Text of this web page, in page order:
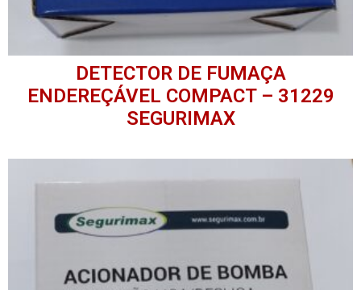
DETECTOR DE FUMAÇA
ENDEREÇÁVEL COMPACT – 31229
SEGURIMAX